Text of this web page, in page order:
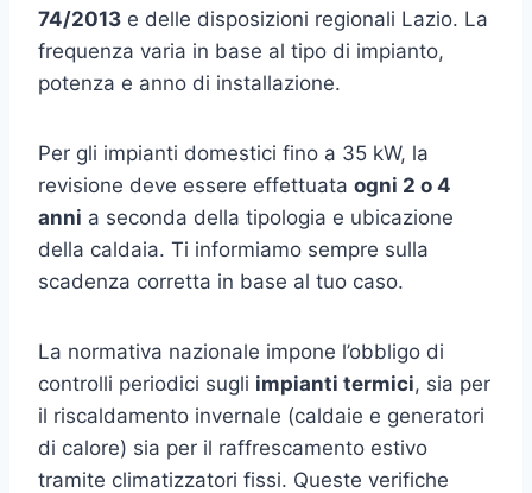
74/2013 e delle disposizioni regionali Lazio. La
frequenza varia in base al tipo di impianto,
potenza e anno di installazione.
Per gli impianti domestici fino a 35 kW, la
revisione deve essere effettuata ogni 2 o 4
anni a seconda della tipologia e ubicazione
della caldaia. Ti informiamo sempre sulla
scadenza corretta in base al tuo caso.
La normativa nazionale impone l’obbligo di
controlli periodici sugli impianti termici, sia per
il riscaldamento invernale (caldaie e generatori
di calore) sia per il raffrescamento estivo
tramite climatizzatori fissi. Queste verifiche